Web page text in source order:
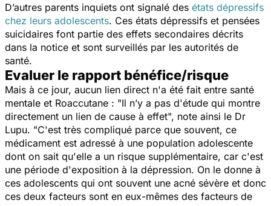
D’autres parents inquiets ont signalé des états dépressifs
chez leurs adolescents. Ces états dépressifs et pensées
suicidaires font partie des effets secondaires décrits
dans la notice et sont surveillés par les autorités de
santé.
Evaluer le rapport bénéfice/risque
Mais à ce jour, aucun lien direct n'a été fait entre santé
mentale et Roaccutane : "Il n’y a pas d'étude qui montre
directement un lien de cause à effet", note ainsi le Dr
Lupu. "C'est très compliqué parce que souvent, ce
médicament est adressé à une population adolescente
dont on sait qu'elle a un risque supplémentaire, car c'est
une période d'exposition à la dépression. On le donne à
ces adolescents qui ont souvent une acné sévère et donc
ces deux facteurs sont en eux-mêmes des facteurs de